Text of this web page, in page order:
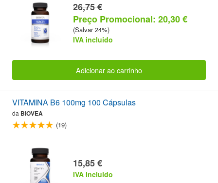
26,75 €
Preço Promocional: 20,30 €
(Salvar 24%)
IVA incluido
Adicionar ao carrinho
VITAMINA B6 100mg 100 Cápsulas
da BIOVEA
(19)
15,85 €
IVA incluido